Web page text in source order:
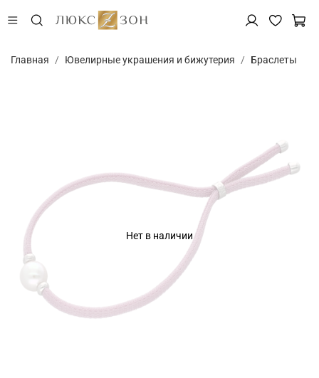
Главная Ювелирные украшения и бижутерия Браслеты
Нет в наличии